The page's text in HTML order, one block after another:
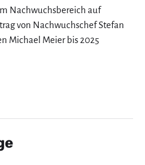
Nachwuchsbereich auf
von Nachwuchschef Stefan
Michael Meier bis 2025